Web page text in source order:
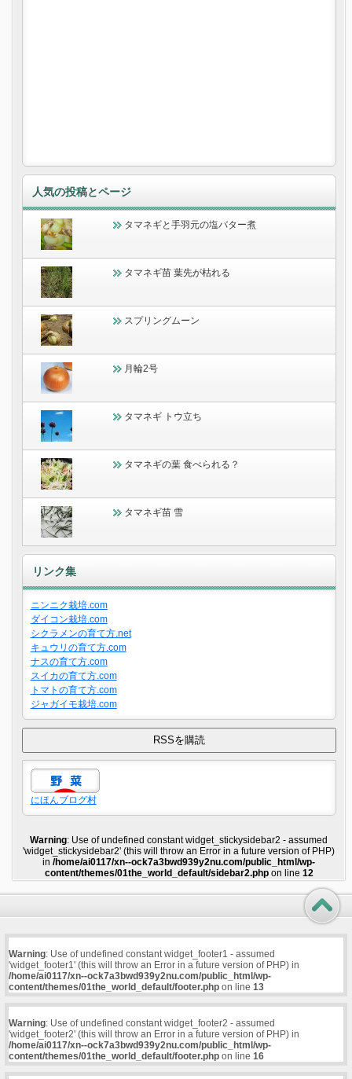
人気の投稿とページ
タマネギと手羽元の塩バター煮
タマネギ苗 葉先が枯れる
スプリングムーン
月輪2号
タマネギ トウ立ち
タマネギの葉 食べられる？
タマネギ苗 雪
リンク集
ニンニク栽培.com
ダイコン栽培.com
シクラメンの育て方.net
キュウリの育て方.com
ナスの育て方.com
スイカの育て方.com
トマトの育て方.com
ジャガイモ栽培.com
にほんブログ村
Warning: Use of undefined constant widget_stickysidebar2 - assumed
'widget_stickysidebar2' (this will throw an Error in a future version of PHP)
in/home/ai0117/xn--ock7a3bwd939y2nu.com/public_html/wp-
content/themes/01the_world_default/sidebar2.phpon line 12
Warning: Use of undefined constant widget_footer1 - assumed
'widget_footer1' (this will throw an Error in a future version of PHP) in
/home/ai0117/xn--ock7a3bwd939y2nu.com/public_html/wp-
content/themes/01the_world_default/footer.phpon line 13
Warning: Use of undefined constant widget_footer2 - assumed
'widget_footer2' (this will throw an Error in a future version of PHP) in
/home/ai0117/xn--ock7a3bwd939y2nu.com/public_html/wp-
content/themes/01the_world_default/footer.phpon line 16